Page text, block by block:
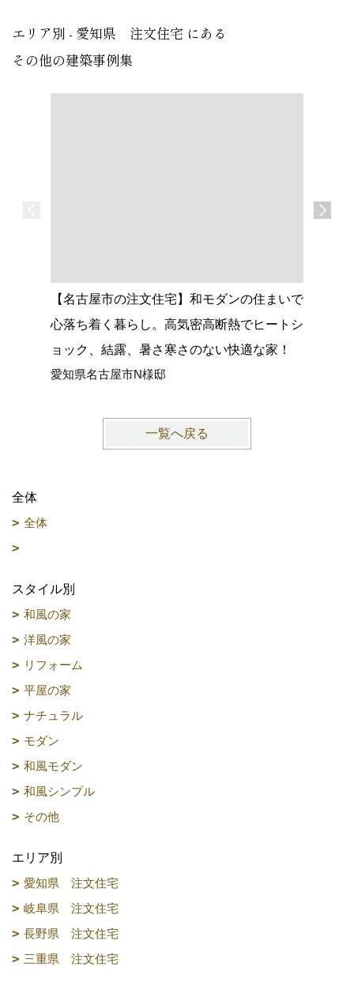
エリア別 - 愛知県 注文住宅 にある
その他の建築事例集
【名古屋市の注文住宅】和モダンの住まいで
心落ち着く暮らし。高気密高断熱でヒートシ
ョック、結露、暑さ寒さのない快適な家！
愛知県名古屋市N様邸
一覧へ戻る
全体
全体
スタイル別
和風の家
洋風の家
リフォーム
平屋の家
ナチュラル
モダン
和風モダン
和風シンプル
その他
エリア別
愛知県 注文住宅
岐阜県 注文住宅
長野県 注文住宅
三重県 注文住宅